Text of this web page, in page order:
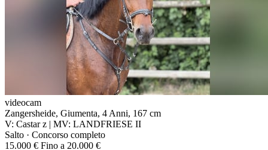
videocam
Zangersheide, Giumenta, 4 Anni, 167 cm
V: Castar z | MV: LANDFRIESE II
Salto · Concorso completo
15.000 € Fino a 20.000 €